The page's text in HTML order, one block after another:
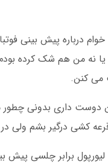
درباره پیش بینی
نه من هم شک کرده
می کنن.
داری بدونی چطور
قرعه کشی درگیر بشم
لیورپول برابر چلسی